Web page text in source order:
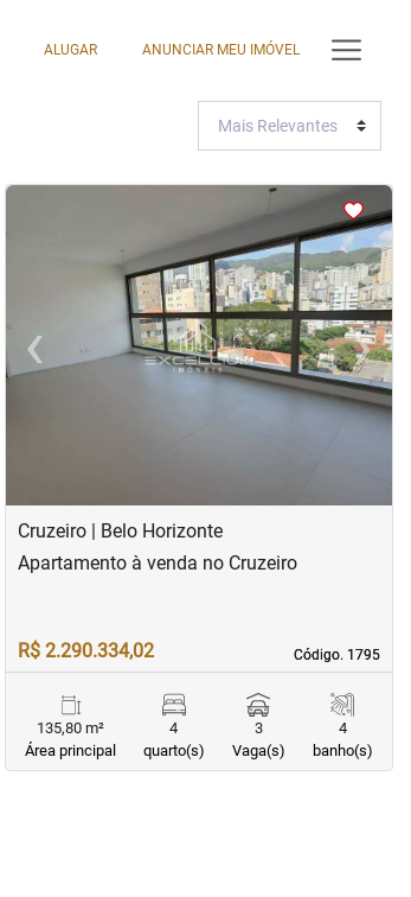
ALUGAR ANUNCIAR MEU IMÓVEL
<
‹Previous ›Next
Cruzeiro | Belo Horizonte
Código. 1795
Código. 1795
Apartamento à venda no Cruzeiro
R$ 2.290.334,02
135,80 m²
Área principal
4
quarto(s)
3
Vaga(s)
4
banho(s)